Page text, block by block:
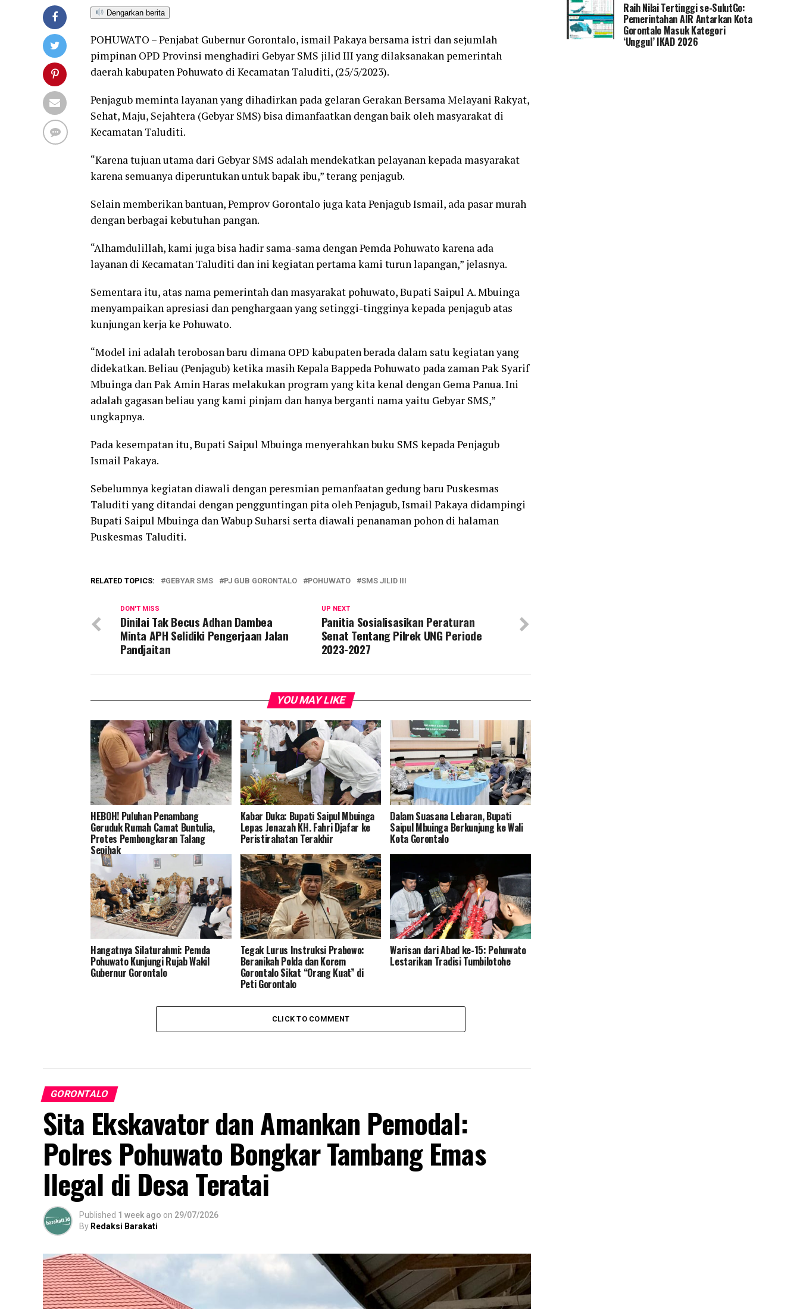
Dengarkan berita
POHUWATO – Penjabat Gubernur Gorontalo, ismail Pakaya bersama istri dan sejumlah
pimpinan OPD Provinsi menghadiri Gebyar SMS jilid III yang dilaksanakan pemerintah
daerah kabupaten Pohuwato di Kecamatan Taluditi, (25/5/2023).
Penjagub meminta layanan yang dihadirkan pada gelaran Gerakan Bersama Melayani Rakyat,
Sehat, Maju, Sejahtera (Gebyar SMS) bisa dimanfaatkan dengan baik oleh masyarakat di
Kecamatan Taluditi.
“Karena tujuan utama dari Gebyar SMS adalah mendekatkan pelayanan kepada masyarakat
karena semuanya diperuntukan untuk bapak ibu,” terang penjagub.
Selain memberikan bantuan, Pemprov Gorontalo juga kata Penjagub Ismail, ada pasar murah
dengan berbagai kebutuhan pangan.
“Alhamdulillah, kami juga bisa hadir sama-sama dengan Pemda Pohuwato karena ada
layanan di Kecamatan Taluditi dan ini kegiatan pertama kami turun lapangan,” jelasnya.
Sementara itu, atas nama pemerintah dan masyarakat pohuwato, Bupati Saipul A. Mbuinga
menyampaikan apresiasi dan penghargaan yang setinggi-tingginya kepada penjagub atas
kunjungan kerja ke Pohuwato.
“Model ini adalah terobosan baru dimana OPD kabupaten berada dalam satu kegiatan yang
didekatkan. Beliau (Penjagub) ketika masih Kepala Bappeda Pohuwato pada zaman Pak Syarif
Mbuinga dan Pak Amin Haras melakukan program yang kita kenal dengan Gema Panua. Ini
adalah gagasan beliau yang kami pinjam dan hanya berganti nama yaitu Gebyar SMS,”
ungkapnya.
Pada kesempatan itu, Bupati Saipul Mbuinga menyerahkan buku SMS kepada Penjagub
Ismail Pakaya.
Sebelumnya kegiatan diawali dengan peresmian pemanfaatan gedung baru Puskesmas
Taluditi yang ditandai dengan pengguntingan pita oleh Penjagub, Ismail Pakaya didampingi
Bupati Saipul Mbuinga dan Wabup Suharsi serta diawali penanaman pohon di halaman
Puskesmas Taluditi.
RELATED TOPICS: GEBYAR SMS PJ GUB GORONTALO POHUWATO SMS JILID III
UP NEXT
Panitia Sosialisasikan Peraturan
Senat Tentang Pilrek UNG Periode
2023-2027
DON'T MISS
Dinilai Tak Becus Adhan Dambea
Minta APH Selidiki Pengerjaan Jalan
Pandjaitan
YOU MAY LIKE
HEBOH! Puluhan Penambang
Geruduk Rumah Camat Buntulia,
Protes Pembongkaran Talang
Sepihak
Kabar Duka: Bupati Saipul Mbuinga
Lepas Jenazah KH. Fahri Djafar ke
Peristirahatan Terakhir
Dalam Suasana Lebaran, Bupati
Saipul Mbuinga Berkunjung ke Wali
Kota Gorontalo
Hangatnya Silaturahmi: Pemda
Pohuwato Kunjungi Rujab Wakil
Gubernur Gorontalo
Tegak Lurus Instruksi Prabowo:
Beranikah Polda dan Korem
Gorontalo Sikat “Orang Kuat” di
Peti Gorontalo
Warisan dari Abad ke-15: Pohuwato
Lestarikan Tradisi Tumbilotohe
CLICK TO COMMENT
GORONTALO
Sita Ekskavator dan Amankan Pemodal:
Polres Pohuwato Bongkar Tambang Emas
Ilegal di Desa Teratai
Published 1 week ago on 29/07/2026
By Redaksi Barakati
Raih Nilai Tertinggi se-SulutGo:
Pemerintahan AIR Antarkan Kota
Gorontalo Masuk Kategori
‘Unggul’ IKAD 2026